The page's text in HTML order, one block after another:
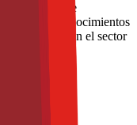
en medios de
sus conocimientos
y bebidas, y en el sector